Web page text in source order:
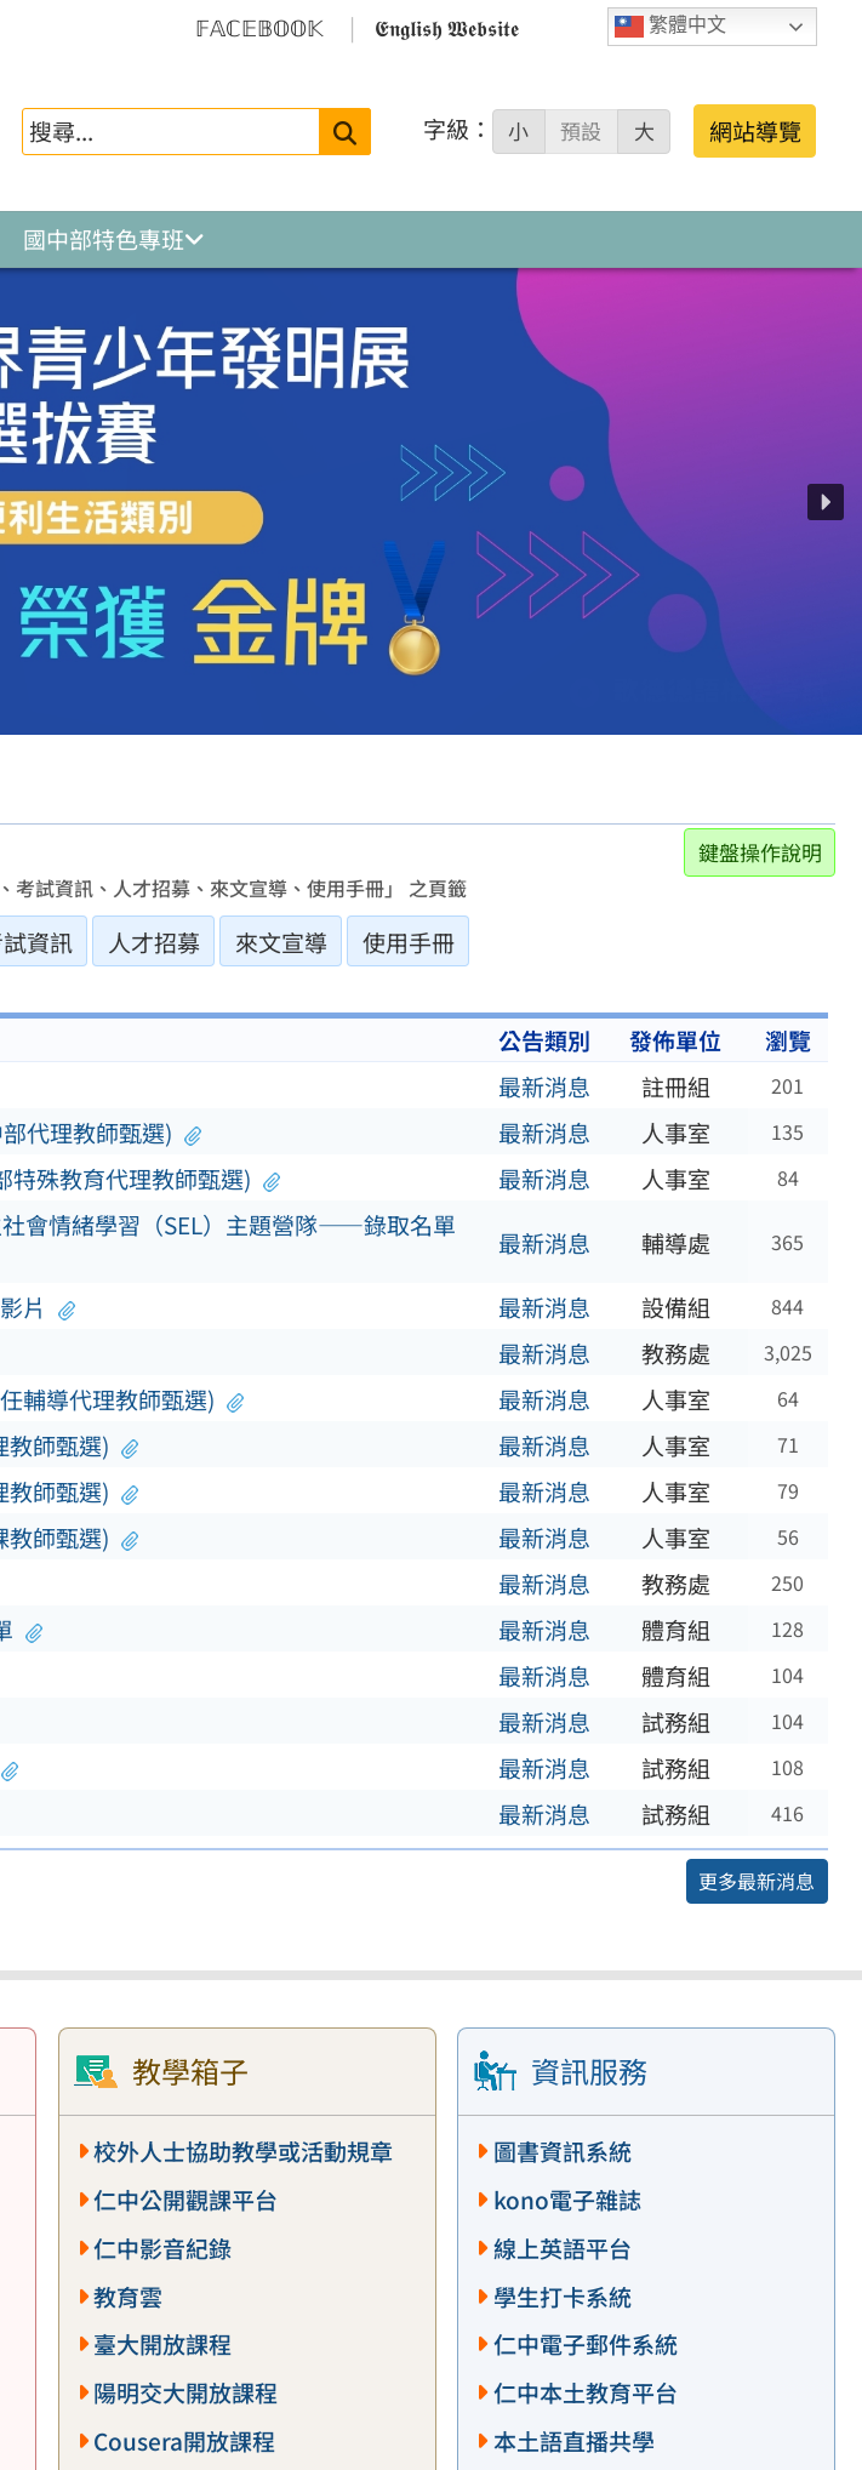
繁體中文
𝔽𝔸ℂ𝔼𝔹𝕆𝕆𝕂 𝕰𝖓𝖌𝖑𝖎𝖘𝖍 𝖂𝖊𝖇𝖘𝖎𝖙𝖊
搜
字級： 小 預設 大 網站導覽
國中部特色專班
鍵盤操作說明
試資訊、人才招募、來文宣導、使用手冊」 之頁籤
資訊 人才招募 來文宣導 使用手冊
公告類別 發佈單位
瀏覽
最新消息 註冊組 201
代理教師甄選) 最新消息 人事室 135
特殊教育代理教師甄選) 最新消息 人事室 84
會情緒學習（SEL）主題營隊——錄取名單
最新消息 輔導處 365
片 最新消息 設備組 844
最新消息 教務處 3,025
輔導代理教師甄選) 最新消息 人事室 64
教師甄選) 最新消息 人事室 71
教師甄選) 最新消息 人事室 79
教師甄選) 最新消息 人事室 56
最新消息 教務處 250
最新消息 體育組 128
最新消息 體育組 104
最新消息 試務組 104
最新消息 試務組 108
最新消息 試務組 416
更多最新消息
教學箱子
校外人士協助教學或活動規章
仁中公開觀課平台
仁中影音紀錄
教育雲
臺大開放課程
陽明交大開放課程
Cousera開放課程
資訊服務
圖書資訊系統
kono電子雜誌
線上英語平台
學生打卡系統
仁中電子郵件系統
仁中本土教育平台
本土語直播共學